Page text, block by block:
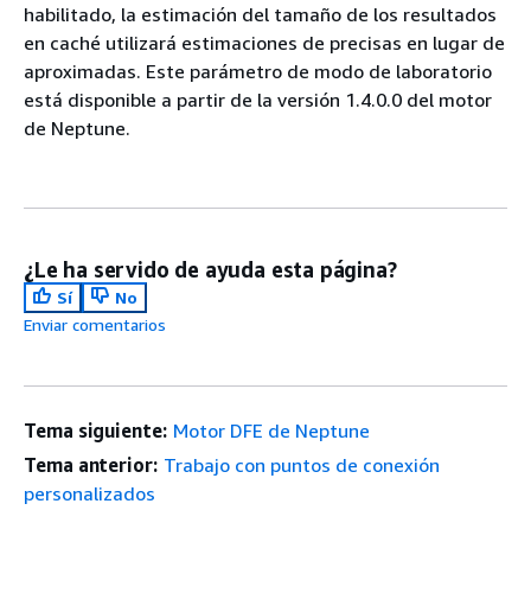
habilitado, la estimación del tamaño de los resultados
en caché utilizará estimaciones de precisas en lugar de
aproximadas. Este parámetro de modo de laboratorio
está disponible a partir de la versión 1.4.0.0 del motor
de Neptune.
¿Le ha servido de ayuda esta página?
Sí
No
Enviar comentarios
Tema siguiente: Motor DFE de Neptune
Tema anterior: Trabajo con puntos de conexión
personalizados